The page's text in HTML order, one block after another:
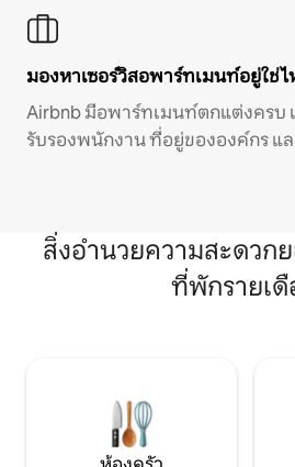
มองหาเซอร์วิสอพาร์ทเมนท์อยู่ใช่ไ
Airbnb มีอพาร์ทเมนท์ตกแต่งครบ
รับรองพนักงาน ที่อยู่ขององค์กร แ
สิ่งอำนวยความสะดวก
ที่พักรายเ